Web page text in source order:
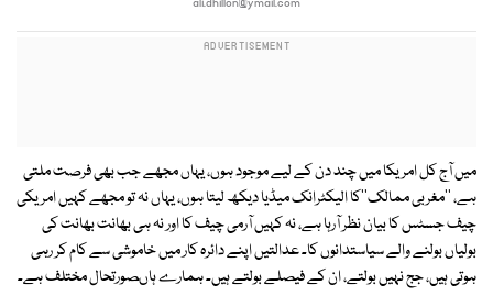
میں آج کل امریکا میں چند دن کے لیے موجود ہوں، یہاں مجھے جب بھی فرصت ملتی
ہے، ''مغربی ممالک''کا الیکٹرانک میڈیا دیکھ لیتا ہوں، یہاں نہ تو مجھے کہیں امریکی
چیف جسٹس کا بیان نظر آرہا ہے، نہ کہیں آرمی چیف کا اور نہ ہی بھانت بھانت کی
بولیاں بولنے والے سیاستدانوں کا۔ عدالتیں اپنے دائرہ کار میں خاموشی سے کام کر رہی
ہوتی ہیں، جج نہیں بولتے، ان کے فیصلے بولتے ہیں۔ ہمارے ہاںصورتحال مختلف ہے۔